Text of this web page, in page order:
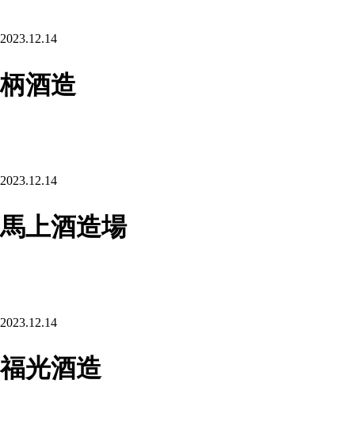
2023.12.14
柄酒造
2023.12.14
馬上酒造場
2023.12.14
福光酒造